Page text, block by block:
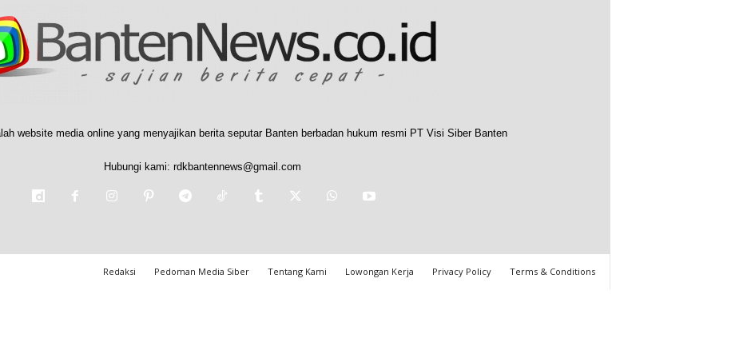
website media online yang menyajikan berita seputar Banten berbadan hukum resmi PT Visi Siber Banten
Hubungi kami: rdkbantennews@gmail.com
Redaksi Pedoman Media Siber Tentang Kami Lowongan Kerja Privacy Policy Terms & Conditions